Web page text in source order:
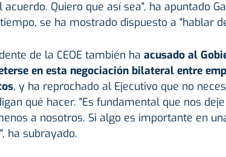
acuerdo. Quiero que así sea", ha apuntado
se ha mostrado dispuesto a "hablar
de la CEOE también ha acusado al
en esta negociación bilateral entre
, y ha reprochado al Ejecutivo que no
qué hacer. "Es fundamental que nos
a nosotros. Si algo es importante en
ha subrayado.